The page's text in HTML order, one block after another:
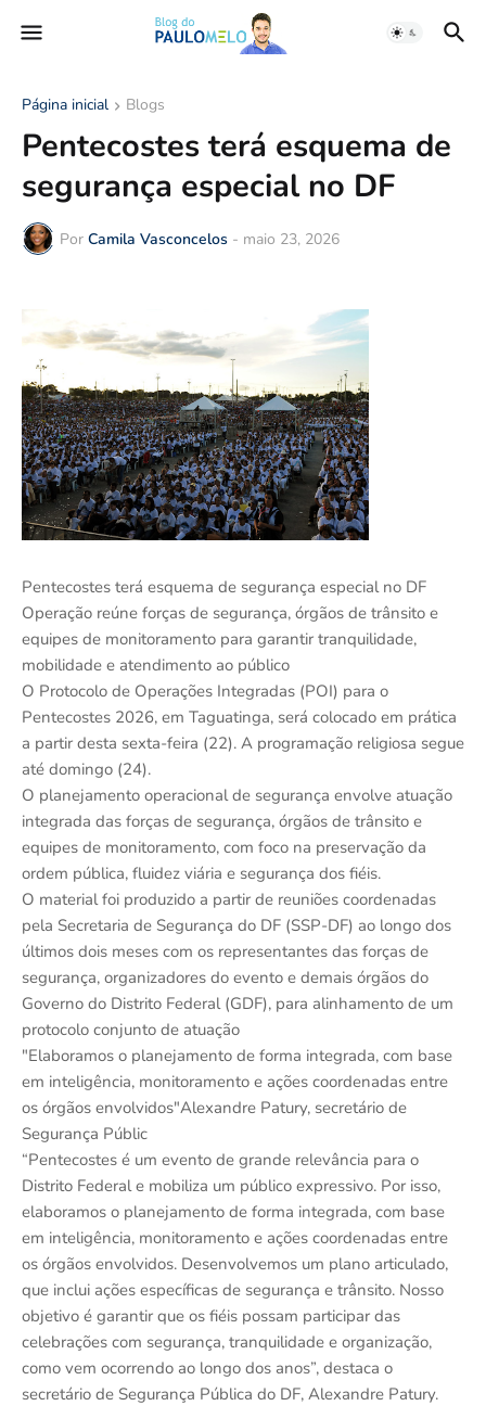
Página inicial Blogs
Pentecostes terá esquema de
segurança especial no DF
Por Camila Vasconcelos - maio 23, 2026
Pentecostes terá esquema de segurança especial no DF
Operação reúne forças de segurança, órgãos de trânsito e
equipes de monitoramento para garantir tranquilidade,
mobilidade e atendimento ao público
O Protocolo de Operações Integradas (POI) para o
Pentecostes 2026, em Taguatinga, será colocado em prática
a partir desta sexta-feira (22). A programação religiosa segue
até domingo (24).
O planejamento operacional de segurança envolve atuação
integrada das forças de segurança, órgãos de trânsito e
equipes de monitoramento, com foco na preservação da
ordem pública, fluidez viária e segurança dos fiéis.
O material foi produzido a partir de reuniões coordenadas
pela Secretaria de Segurança do DF (SSP-DF) ao longo dos
últimos dois meses com os representantes das forças de
segurança, organizadores do evento e demais órgãos do
Governo do Distrito Federal (GDF), para alinhamento de um
protocolo conjunto de atuação
"Elaboramos o planejamento de forma integrada, com base
em inteligência, monitoramento e ações coordenadas entre
os órgãos envolvidos"Alexandre Patury, secretário de
Segurança Públic
“Pentecostes é um evento de grande relevância para o
Distrito Federal e mobiliza um público expressivo. Por isso,
elaboramos o planejamento de forma integrada, com base
em inteligência, monitoramento e ações coordenadas entre
os órgãos envolvidos. Desenvolvemos um plano articulado,
que inclui ações específicas de segurança e trânsito. Nosso
objetivo é garantir que os fiéis possam participar das
celebrações com segurança, tranquilidade e organização,
como vem ocorrendo ao longo dos anos”, destaca o
secretário de Segurança Pública do DF, Alexandre Patury.